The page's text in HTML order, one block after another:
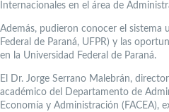
Internacionales en el área de
Además, pudieron conocer el sistema
Federal de Paraná, UFPR) y las
en la Universidad Federal de Paraná.
El Dr. Jorge Serrano Malebrán,
académico del Departamento de
Economía y Administración (FACEA),